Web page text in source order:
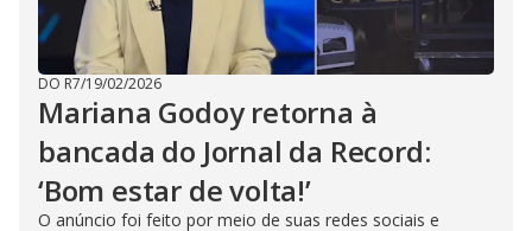
DO R7/19/02/2026
Mariana Godoy retorna à
bancada do Jornal da Record:
‘Bom estar de volta!’
O anúncio foi feito por meio de suas redes sociais e